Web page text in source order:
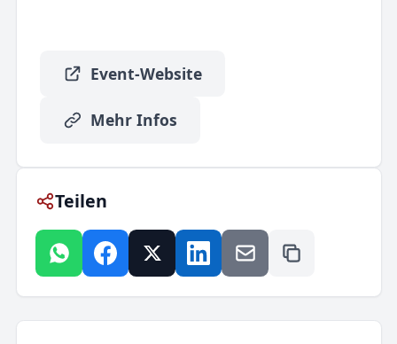
Event-Website
Mehr Infos
Teilen